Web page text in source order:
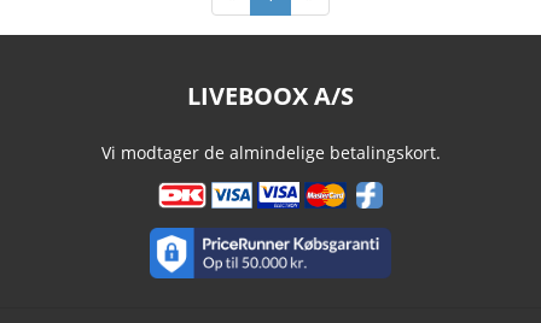
LIVEBOOX A/S
Vi modtager de almindelige betalingskort.